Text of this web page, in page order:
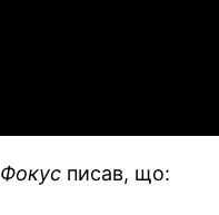
Фокус писав, що: